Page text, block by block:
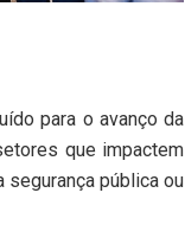
para o avanço da
que impactem
segurança pública ou